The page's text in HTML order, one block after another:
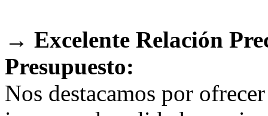
→ Excelente Relación
Presupuesto:
Nos destacamos por